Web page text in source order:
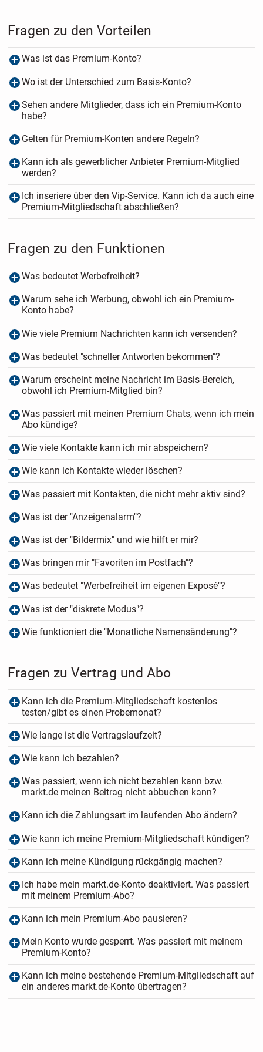
Fragen zu den Vorteilen
Was ist das Premium-Konto?
Wo ist der Unterschied zum Basis-Konto?
Sehen andere Mitglieder, dass ich ein Premium-Konto
habe?
Gelten für Premium-Konten andere Regeln?
Kann ich als gewerblicher Anbieter Premium-Mitglied
werden?
Ich inseriere über den Vip-Service. Kann ich da auch eine
Premium-Mitgliedschaft abschließen?
Fragen zu den Funktionen
Was bedeutet Werbefreiheit?
Warum sehe ich Werbung, obwohl ich ein Premium-
Konto habe?
Wie viele Premium Nachrichten kann ich versenden?
Was bedeutet "schneller Antworten bekommen"?
Warum erscheint meine Nachricht im Basis-Bereich,
obwohl ich Premium-Mitglied bin?
Was passiert mit meinen Premium Chats, wenn ich mein
Abo kündige?
Wie viele Kontakte kann ich mir abspeichern?
Wie kann ich Kontakte wieder löschen?
Was passiert mit Kontakten, die nicht mehr aktiv sind?
Was ist der "Anzeigenalarm"?
Was ist der "Bildermix" und wie hilft er mir?
Was bringen mir "Favoriten im Postfach"?
Was bedeutet "Werbefreiheit im eigenen Exposé"?
Was ist der "diskrete Modus"?
Wie funktioniert die "Monatliche Namensänderung"?
Fragen zu Vertrag und Abo
Kann ich die Premium-Mitgliedschaft kostenlos
testen/gibt es einen Probemonat?
Wie lange ist die Vertragslaufzeit?
Wie kann ich bezahlen?
Was passiert, wenn ich nicht bezahlen kann bzw.
markt.de meinen Beitrag nicht abbuchen kann?
Kann ich die Zahlungsart im laufenden Abo ändern?
Wie kann ich meine Premium-Mitgliedschaft kündigen?
Kann ich meine Kündigung rückgängig machen?
Ich habe mein markt.de-Konto deaktiviert. Was passiert
mit meinem Premium-Abo?
Kann ich mein Premium-Abo pausieren?
Mein Konto wurde gesperrt. Was passiert mit meinem
Premium-Konto?
Kann ich meine bestehende Premium-Mitgliedschaft auf
ein anderes markt.de-Konto übertragen?